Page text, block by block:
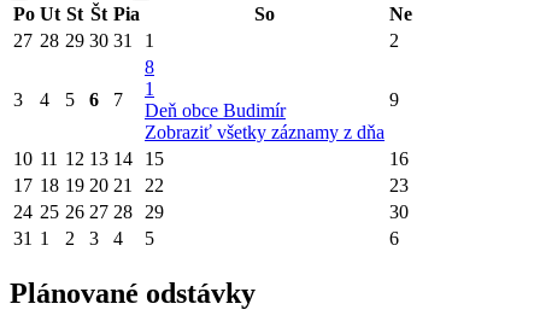
Po Ut St Št Pia So
Ne
27 28 29 30 31 1 2
3 4 5 6 7
8
1
Deň obce Budimír
Zobraziť všetky záznamy z dňa
9
10 11 12 13 14 15
16
17 18 19 20 21 22
23
24 25 26 27 28 29
30
31 1 2 3 4 5 6
Plánované odstávky